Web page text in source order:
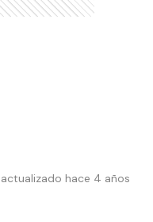
hace 4 años